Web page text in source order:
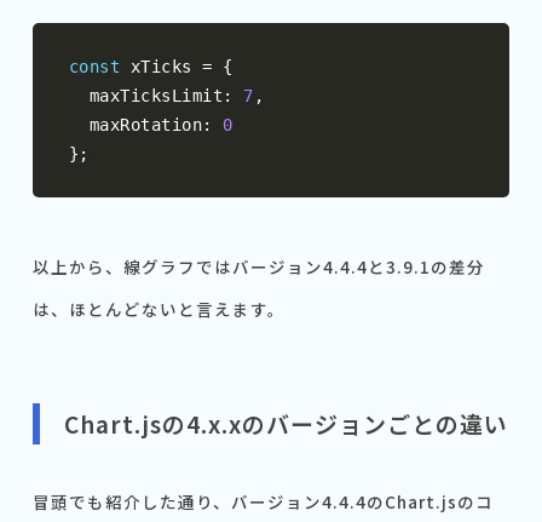
const xTicks =
{
  maxTicksLimit
: 7 ,
  maxRotation
:
0
};
以上から、線グラフではバージョン4.4.4と3.9.1の差分
は、ほとんどないと言えます。
Chart.jsの4.x.xのバージョンごとの違い
冒頭でも紹介した通り、バージョン4.4.4のChart.jsのコ